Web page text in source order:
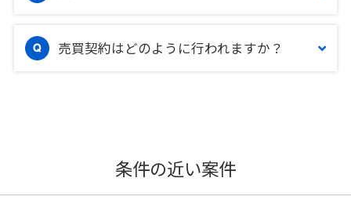
売買契約はどのように行われますか？
条件の近い案件